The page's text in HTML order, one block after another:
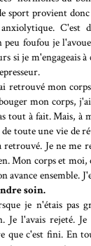
sport provient
C'est
foufou je
si je m'engageais
retrouvé mon
mon corps,
tout à fait. Mais, à
toute une vie de
retrouvé. Je ne me
Mon corps et moi,
avance ensemble.
soin.
je n'étais pas
Je l'avais rejeté.
que c'est fini. En